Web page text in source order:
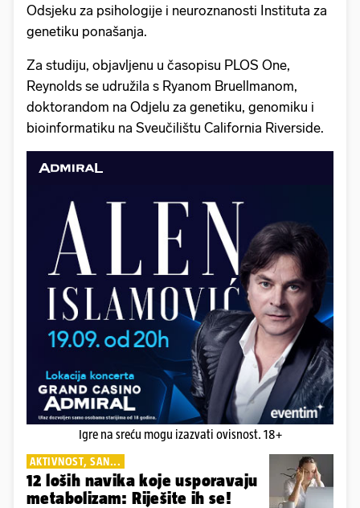
Odsjeku za psihologije i neuroznanosti Instituta za
genetiku ponašanja.
Za studiju, objavljenu u časopisu PLOS One,
Reynolds se udružila s Ryanom Bruellmanom,
doktorandom na Odjelu za genetiku, genomiku i
bioinformatiku na Sveučilištu California Riverside.
Igre na sreću mogu izazvati ovisnost. 18+
AKTIVNOST, SAN...
12 loših navika koje usporavaju
metabolizam: Riješite ih se!